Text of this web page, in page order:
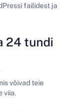
failidest ja
24 tundi
võivad teie
viia.